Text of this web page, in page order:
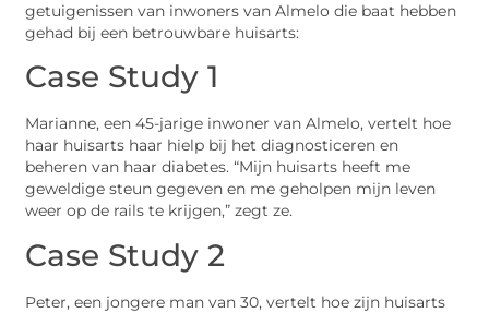
getuigenissen van inwoners van Almelo die baat hebben
gehad bij een betrouwbare huisarts:
Case Study 1
Marianne, een 45-jarige inwoner van Almelo, vertelt hoe
haar huisarts haar hielp bij het diagnosticeren en
beheren van haar diabetes. “Mijn huisarts heeft me
geweldige steun gegeven en me geholpen mijn leven
weer op de rails te krijgen,” zegt ze.
Case Study 2
Peter, een jongere man van 30, vertelt hoe zijn huisarts